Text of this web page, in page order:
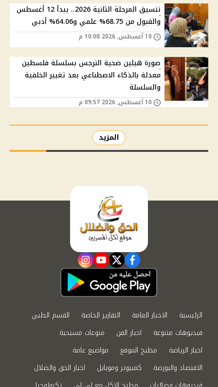
تنسيق المرحلة الثانية 2026.. يبدأ 12 أغسطس
والقبول من 68.75% علمي و64.06% أدبي
صورة هيلين ضحية النرجس بسلسلة فلسطين
معدلة بالذكاء الاصطناعي بعد تغيير الخلفية
والسلسلة
المزيد
facebook
twitter
youtube
instagram
الرئيسية الاخبار العامة التقارير الخاصة
القسم الطبي
فيديوهات متنوعة
اخبار الفن
منوعات مسيحية
اخبار الرياضة
مطبخ الموقع
مواضيع عامة
الاقتصاد والبورصة
كمبيوتر وموبايل
اخبار الحق والضلال